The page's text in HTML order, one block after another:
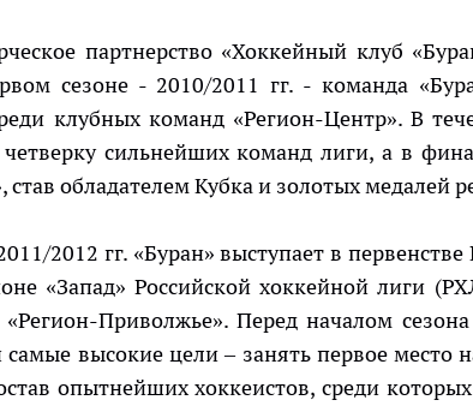
партнерство «Хоккейный клуб
сезоне - 2010/2011 гг. - команда
клубных команд «Регион-Центр». В
сильнейших команд лиги, а в
став обладателем Кубка и золотых медалей
2012 гг. «Буран» выступает в
«Запад» Российской хоккейной лиги
Приволжье». Перед началом
высокие цели – занять первое место
опытнейших хоккеистов, среди